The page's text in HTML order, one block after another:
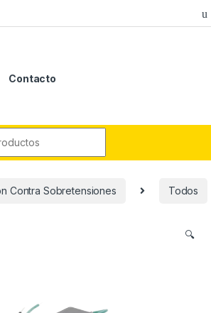
Contacto
Contra Sobretensiones Todos
🔍